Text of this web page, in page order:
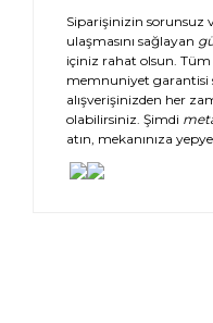
Siparişinizin sorunsuz
ulaşmasını sağlayan
içiniz rahat olsun.
memnuniyet garantisi
alışverişinizden her
olabilirsiniz. Şimdi
atın, mekanınıza